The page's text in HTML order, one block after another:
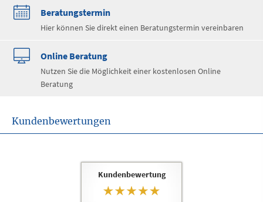
Beratungstermin
Hier können Sie direkt einen Beratungstermin vereinbaren
Online Beratung
Nutzen Sie die Möglichkeit einer kostenlosen Online
Beratung
Kundenbewertungen
Kundenbewertung